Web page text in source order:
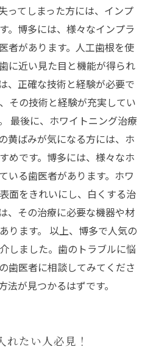
ってしまった方には、インプ
。博多には、様々なインプラ
者があります。人工歯根を使
に近い見た目と機能が得られ
、正確な技術と経験が必要で
その技術と経験が充実してい
最後に、ホワイトニング治療
黄ばみが気になる方には、ホ
めです。博多には、様々なホ
いる歯医者があります。ホワ
面をきれいにし、白くする治
、その治療に必要な機器や材
ります。 以上、博多で人気の
しました。歯のトラブルに悩
歯医者に相談してみてくださ
法が見つかるはずです。
たい人必見！